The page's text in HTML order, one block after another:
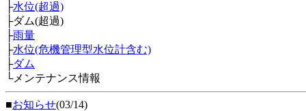
├水位(超過)
├ダム(超過)
├雨量
├水位(危機管理型水位計含む)
├ダム
└メンテナンス情報
■お知らせ(03/14)